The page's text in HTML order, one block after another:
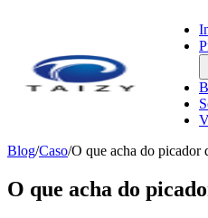
Blog/Caso/O que acha do picador
O que acha do